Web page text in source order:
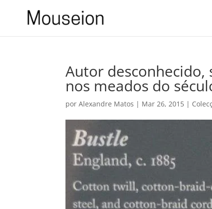
Autor
nos meados do
porAlexandre Matos | Mar 26, 2015 |